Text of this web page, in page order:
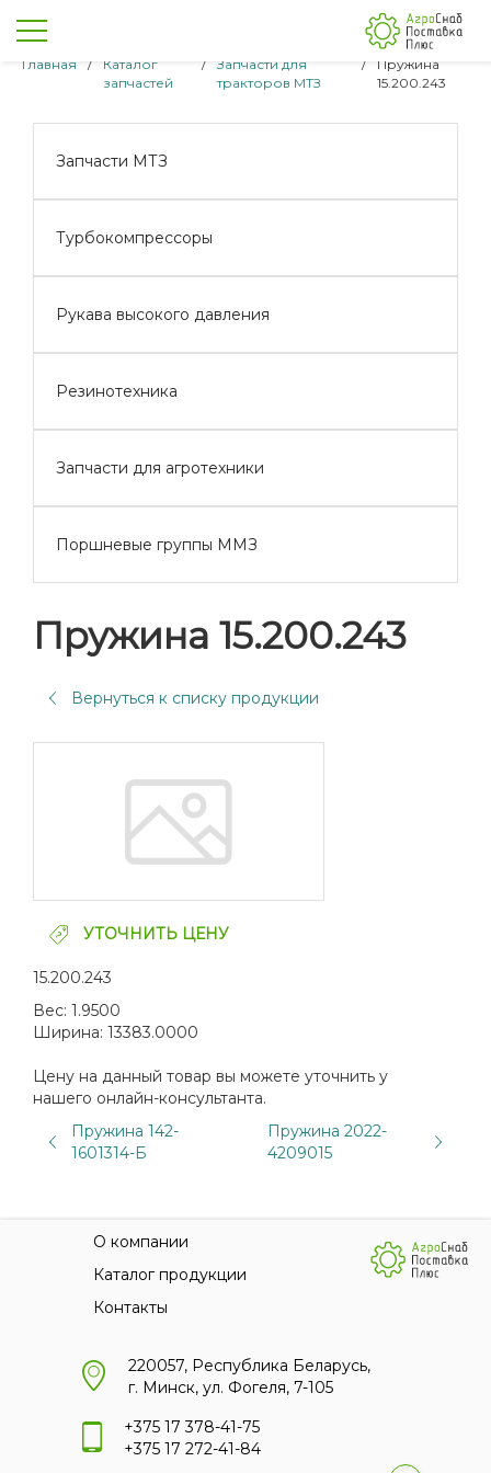
Главная /
Каталог
запчастей
/
Запчасти для
тракторов МТЗ
/
Пружина
15.200.243
Запчасти МТЗ
Турбокомпрессоры
Рукава высокого давления
Резинотехника
Запчасти для агротехники
Поршневые группы ММЗ
Пружина 15.200.243
Вернуться к списку продукции
УТОЧНИТЬ ЦЕНУ
15.200.243
Вес: 1.9500
Ширина: 13383.0000
Цену на данный товар вы можете уточнить у
нашего онлайн-консультанта.
Пружина 142-
1601314-Б
Пружина 2022-
4209015
О компании
Каталог продукции
Контакты
220057, Республика Беларусь,
г. Минск, ул. Фогеля, 7-105
+375 17 378-41-75
+375 17 272-41-84